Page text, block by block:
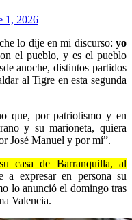
1, 2026
lo dije en mi discurso: yo
el pueblo, y es el pueblo
anoche, distintos partidos
al Tigre en esta segunda
que, por patriotismo y en
y su marioneta, quiera
José Manuel y por mí”.
casa de Barranquilla, al
a expresar en persona su
lo anunció el domingo tras
Valencia.